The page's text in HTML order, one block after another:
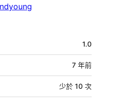
1.0
7 年前
少於 10 次